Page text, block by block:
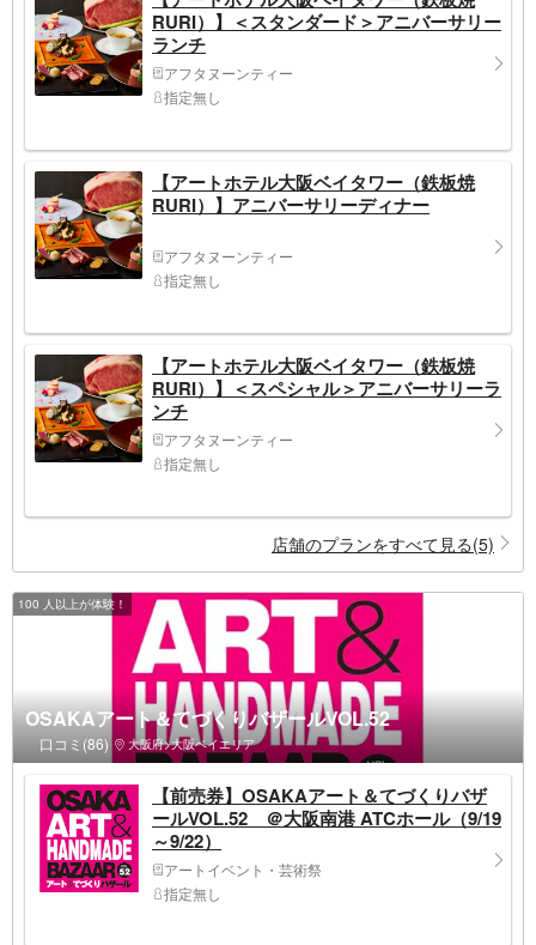
RURI）】＜スタンダード＞アニバーサリー
ランチ
アフタヌーンティー
指定無し
【アートホテル大阪ベイタワー（鉄板焼
RURI）】アニバーサリーディナー
アフタヌーンティー
指定無し
【アートホテル大阪ベイタワー（鉄板焼
RURI）】＜スペシャル＞アニバーサリーラ
ンチ
アフタヌーンティー
指定無し
店舗のプランをすべて見る(5)
100 人以上が体験！
OSAKAアート＆てづくりバザールVOL.52
口コミ(86) 大阪府>大阪ベイエリア
【前売券】OSAKAアート＆てづくりバザ
ールVOL.52 ＠大阪南港 ATCホール（9/19
～9/22）
アートイベント・芸術祭
指定無し